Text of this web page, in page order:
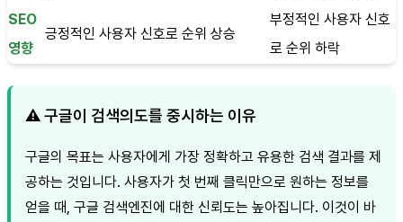
SEO
영향
긍정적인 사용자 신호로 순위 상승
부정적인 사용자 신호
로 순위 하락
⚠️ 구글이 검색의도를 중시하는 이유
구글의 목표는 사용자에게 가장 정확하고 유용한 검색 결과를 제
공하는 것입니다. 사용자가 첫 번째 클릭만으로 원하는 정보를
얻을 때, 구글 검색엔진에 대한 신뢰도는 높아집니다. 이것이 바